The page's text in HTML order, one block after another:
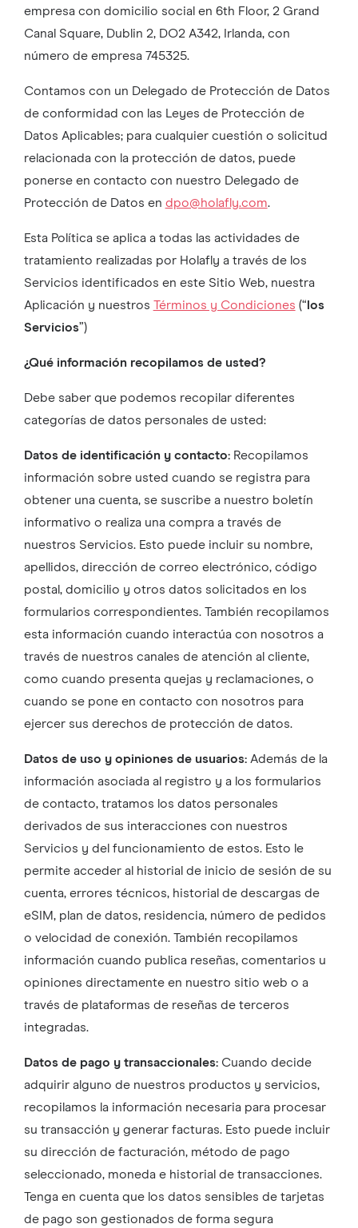
empresa con domicilio social en 6th Floor, 2 Grand
Canal Square, Dublin 2, DO2 A342, Irlanda, con
número de empresa 745325.
Contamos con un Delegado de Protección de Datos
de conformidad con las Leyes de Protección de
Datos Aplicables; para cualquier cuestión o solicitud
relacionada con la protección de datos, puede
ponerse en contacto con nuestro Delegado de
Protección de Datos en dpo@holafly.com.
Esta Política se aplica a todas las actividades de
tratamiento realizadas por Holafly a través de los
Servicios identificados en este Sitio Web, nuestra
Aplicación y nuestros Términos y Condiciones (“ los
Servicios”)
¿Qué información recopilamos de usted?
Debe saber que podemos recopilar diferentes
categorías de datos personales de usted:
Datos de identificación y contacto:Recopilamos
información sobre usted cuando se registra para
obtener una cuenta, se suscribe a nuestro boletín
informativo o realiza una compra a través de
nuestros Servicios. Esto puede incluir su nombre,
apellidos, dirección de correo electrónico, código
postal, domicilio y otros datos solicitados en los
formularios correspondientes. También recopilamos
esta información cuando interactúa con nosotros a
través de nuestros canales de atención al cliente,
como cuando presenta quejas y reclamaciones, o
cuando se pone en contacto con nosotros para
ejercer sus derechos de protección de datos.
Datos de uso y opiniones de usuarios:Además de la
información asociada al registro y a los formularios
de contacto, tratamos los datos personales
derivados de sus interacciones con nuestros
Servicios y del funcionamiento de estos. Esto le
permite acceder al historial de inicio de sesión de su
cuenta, errores técnicos, historial de descargas de
eSIM, plan de datos, residencia, número de pedidos
o velocidad de conexión. También recopilamos
información cuando publica reseñas, comentarios u
opiniones directamente en nuestro sitio web o a
través de plataformas de reseñas de terceros
integradas.
Datos de pago y transaccionales:Cuando decide
adquirir alguno de nuestros productos y servicios,
recopilamos la información necesaria para procesar
su transacción y generar facturas. Esto puede incluir
su dirección de facturación, método de pago
seleccionado, moneda e historial de transacciones.
Tenga en cuenta que los datos sensibles de tarjetas
de pago son gestionados de forma segura